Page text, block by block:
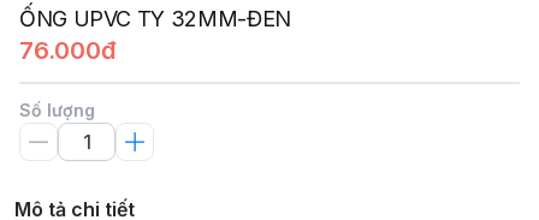
ỐNG UPVC TY 32MM-ĐEN
76.000đ
Số lượng
Mô tả chi tiết